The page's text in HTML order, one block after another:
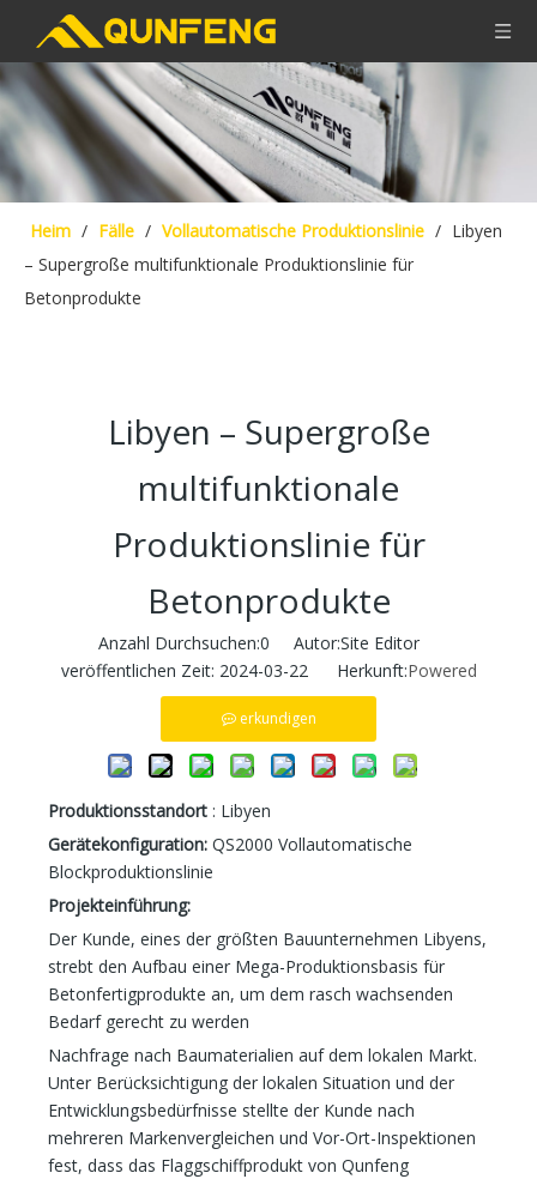
Heim / Fälle / Vollautomatische Produktionslinie / Libyen
– Supergroße multifunktionale Produktionslinie für
Betonprodukte
Libyen – Supergroße
multifunktionale
Produktionslinie für
Betonprodukte
Anzahl Durchsuchen:0 Autor:Site Editor
veröffentlichen Zeit: 2024-03-22 Herkunft:Powered
erkundigen
Produktionsstandort : Libyen
Gerätekonfiguration: QS2000 Vollautomatische
Blockproduktionslinie
Projekteinführung:
Der Kunde, eines der größten Bauunternehmen Libyens,
strebt den Aufbau einer Mega-Produktionsbasis für
Betonfertigprodukte an, um dem rasch wachsenden
Bedarf gerecht zu werden
Nachfrage nach Baumaterialien auf dem lokalen Markt.
Unter Berücksichtigung der lokalen Situation und der
Entwicklungsbedürfnisse stellte der Kunde nach
mehreren Markenvergleichen und Vor-Ort-Inspektionen
fest, dass das Flaggschiffprodukt von Qunfeng